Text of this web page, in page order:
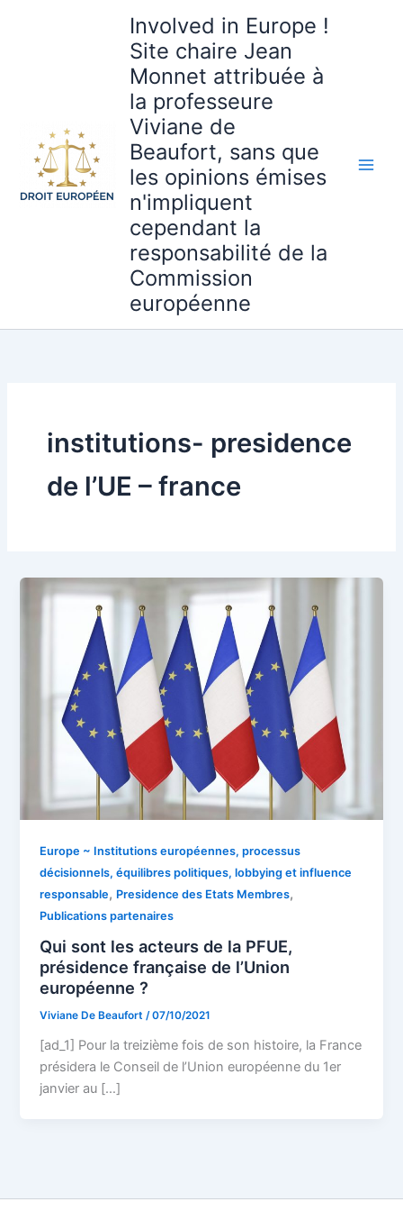
Involved in Europe !
Site chaire Jean
Monnet attribuée à
la professeure
Viviane de
Beaufort, sans que
les opinions émises
n'impliquent
cependant la
responsabilité de la
Commission
européenne
institutions- presidence
de l’UE – france
Europe ~ Institutions européennes, processus
décisionnels, équilibres politiques, lobbying et influence
responsable, Presidence des Etats Membres,
Publications partenaires
Qui sont les acteurs de la PFUE,
présidence française de l’Union
européenne ?
Viviane De Beaufort/07/10/2021
[ad_1] Pour la treizième fois de son histoire, la France
présidera le Conseil de l’Union européenne du 1er
janvier au […]